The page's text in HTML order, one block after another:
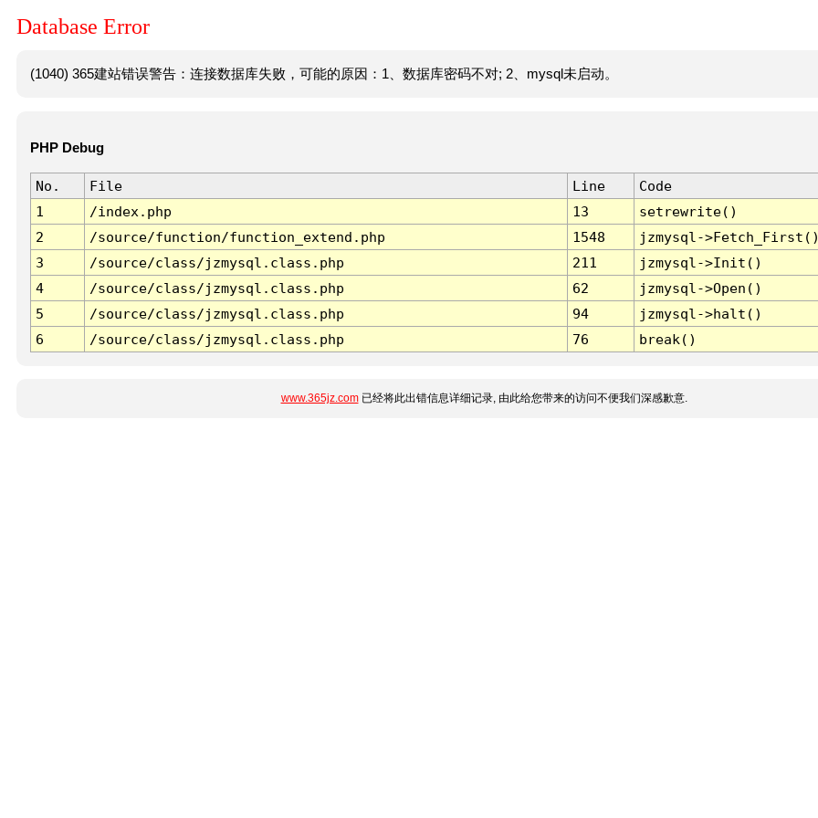
Database Error
(1040) 365建站错误警告：连接数据库失败，可能的原因：1、数据库密码不对; 2、mysql未启动。
PHP Debug
No. File Line
Code
1
/index.php 13
setrewrite()
2
/source/function/function_extend.php 1548
jzmysql-
3
/source/class/jzmysql.class.php 211
jzmysql->Init()
4
/source/class/jzmysql.class.php 62
jzmysql->Open()
5
/source/class/jzmysql.class.php 94
jzmysql->halt()
6
/source/class/jzmysql.class.php 76 break()
www.365jz.com已经将此出错信息详细记录, 由此给您带来的访问不便我们深感歉意.